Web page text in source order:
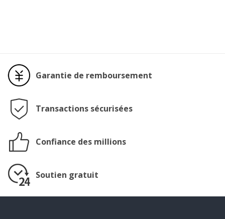
Garantie de remboursement
Transactions sécurisées
Confiance des millions
Soutien gratuit